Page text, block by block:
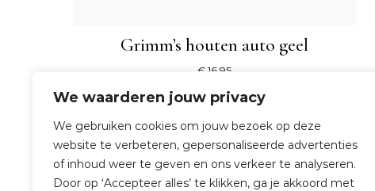
We waarderen jouw privacy
We gebruiken cookies om jouw bezoek op deze
website te verbeteren, gepersonaliseerde advertenties
of inhoud weer te geven en ons verkeer te analyseren.
Door op ‘Accepteer alles’ te klikken, ga je akkoord met
Grimm’s houten auto geel
€16,95